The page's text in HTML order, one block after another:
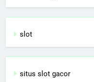
slot
situs slot gacor